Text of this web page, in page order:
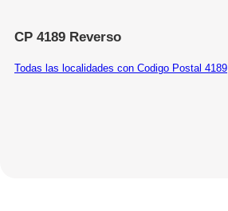
CP 4189 Reverso
Todas las localidades con Codigo Postal 4189